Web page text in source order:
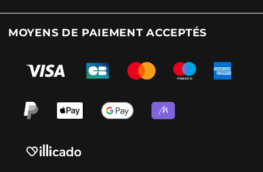
MOYENS DE PAIEMENT ACCEPTÉS